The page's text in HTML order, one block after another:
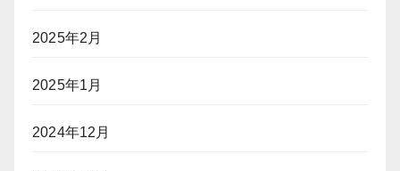
2025年2月
2025年1月
2024年12月